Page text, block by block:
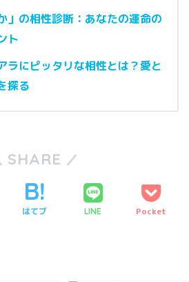
」の相性診断：あなたの運命の
ト
ラにピッタリな相性とは？愛と
探る
SHARE
はてブ LINE Pocket